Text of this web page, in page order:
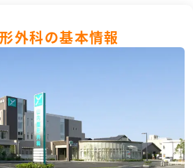
外科の基本情報